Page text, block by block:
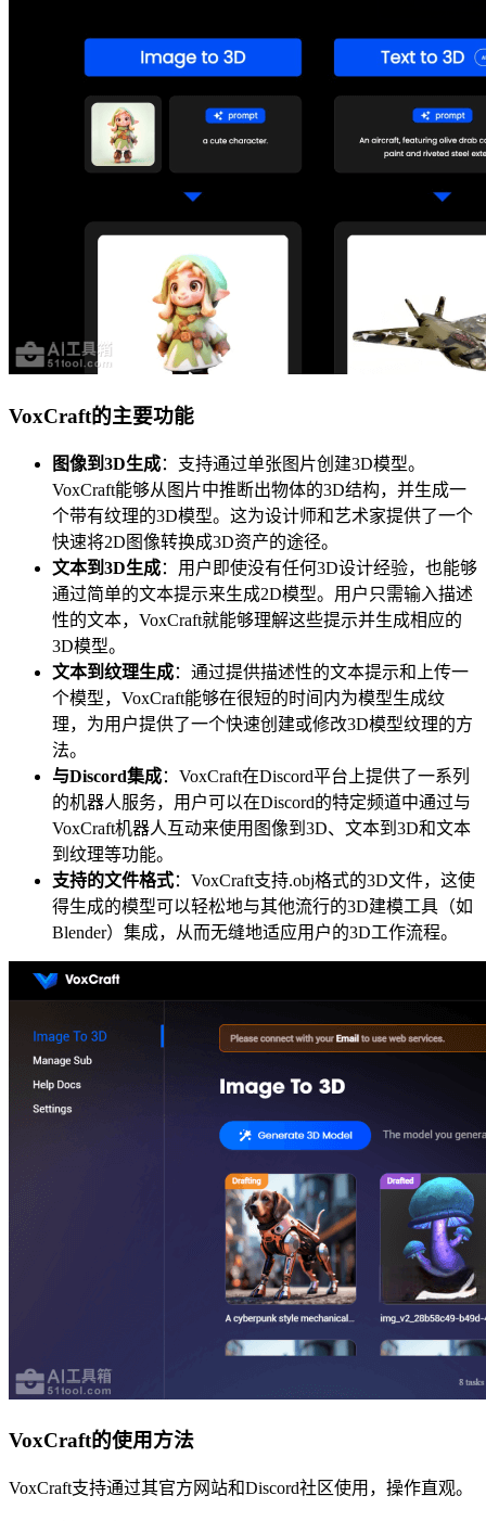
VoxCraft的主要功能
图像到3D生成：支持通过单张图片创建3D模型。
VoxCraft能够从图片中推断出物体的3D结构，并生成一
个带有纹理的3D模型。这为设计师和艺术家提供了一个
快速将2D图像转换成3D资产的途径。
文本到3D生成：用户即使没有任何3D设计经验，也能够
通过简单的文本提示来生成2D模型。用户只需输入描述
性的文本，VoxCraft就能够理解这些提示并生成相应的
3D模型。
文本到纹理生成：通过提供描述性的文本提示和上传一
个模型，VoxCraft能够在很短的时间内为模型生成纹
理，为用户提供了一个快速创建或修改3D模型纹理的方
法。
与Discord集成：VoxCraft在Discord平台上提供了一系列
的机器人服务，用户可以在Discord的特定频道中通过与
VoxCraft机器人互动来使用图像到3D、文本到3D和文本
到纹理等功能。
支持的文件格式：VoxCraft支持.obj格式的3D文件，这使
得生成的模型可以轻松地与其他流行的3D建模工具（如
Blender）集成，从而无缝地适应用户的3D工作流程。
VoxCraft的使用方法
VoxCraft支持通过其官方网站和Discord社区使用，操作直观。